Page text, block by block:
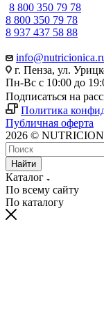
8 800 350 79 78
8 800 350 79 78
8 937 437 58 88
г. Пенза, ул.
Пн-Вс с 10:00 до
Подписаться на
Политика
Публичная оферта
2026 ©
Найти
Каталог
По всему сайту
По каталогу